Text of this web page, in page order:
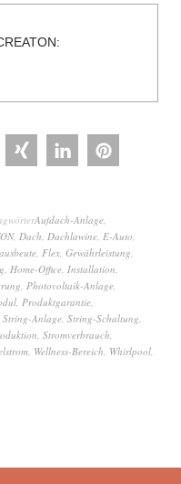
Aufdach-Anlage,
, Dach, Dachlawine, E-Auto,
, Flex, Gewährleistung,
, Home-Office, Installation,
, Photovoltaik-Anlage,
, Produktgarantie,
String-Anlage, String-Schaltung,
, Stromverbrauch,
, Wellness-Bereich, Whirlpool,